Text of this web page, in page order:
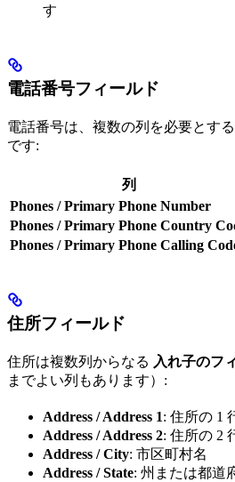
す
電話番号フィールド
電話番号は、複数の列を必要とする
です:
列
Phones / Primary Phone Number
Phones / Primary Phone Country
Phones / Primary Phone Calling
住所フィールド
住所は複数列からなる 入れ子のフ
までよい列もあります）:
Address / Address 1: 住所の 1
Address / Address 2: 住所の 2
Address / City: 市区町村名
Address / State: 州または都道